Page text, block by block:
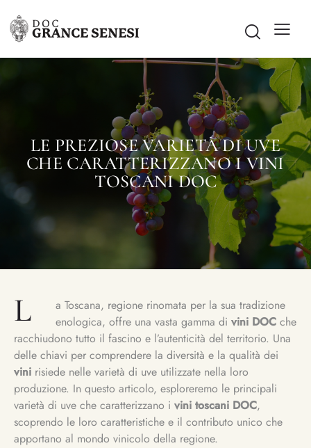
LE PREZIOSE VARIETÀ DI UVE
CHE CARATTERIZZANO I VINI
TOSCANI DOC
L
a Toscana, regione rinomata per la sua tradizione
enologica, offre una vasta gamma di vini DOC che
racchiudono tutto il fascino e l’autenticità del territorio. Una
delle chiavi per comprendere la diversità e la qualità dei
vini risiede nelle varietà di uve utilizzate nella loro
produzione. In questo articolo, esploreremo le principali
varietà di uve che caratterizzano i vini toscani DOC,
scoprendo le loro caratteristiche e il contributo unico che
apportano al mondo vinicolo della regione.